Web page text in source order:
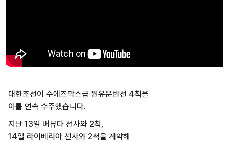
대한조선이 수에즈막스급 원유운반선 4척을
이틀 연속 수주했습니다.
지난 13일 버뮤다 선사와 2척,
14일 라이베리아 선사와 2척을 계약해